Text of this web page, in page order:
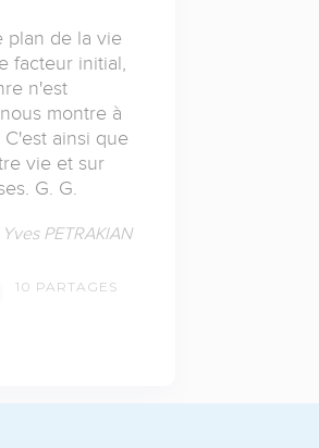
plan de la vie
facteur initial,
n'est
montre à
ainsi que
vie et sur
G. G.
PETRAKIAN
10 PARTAGES